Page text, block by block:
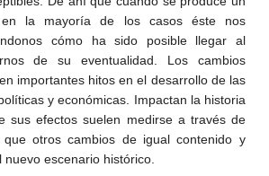
en la mayoría de los casos éste nos
cómo ha sido posible llegar al
de su eventualidad. Los cambios
importantes hitos en el desarrollo de las
y económicas. Impactan la historia
sus efectos suelen medirse a través de
que otros cambios de igual contenido y
escenario histórico.